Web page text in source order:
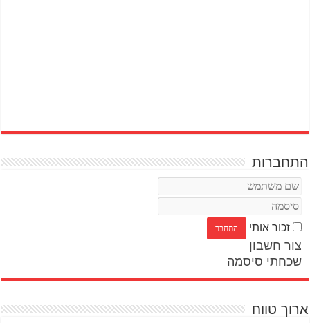
התחברות
זכור אותי
צור חשבון
שכחתי סיסמה
ארוך טווח